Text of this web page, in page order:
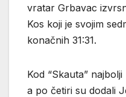
vratar Grbavac
Kos koji je svojim
konačnih 31:31.
Kod “Skauta”
a po četiri su dodali